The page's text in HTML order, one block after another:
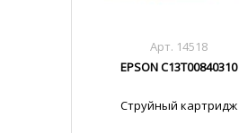
Арт. 14518
EPSON C13T00840310
Струйный картридж